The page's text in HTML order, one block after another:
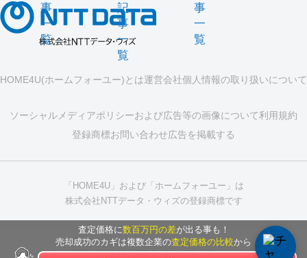
査定価格に数百万円の差が出る事も！
売却成功のカギは複数企業の査定価格の比較から
事
一
覧
記
事
一
覧
事
一
覧
HOME4U(ホームフォーユー)とは運営会社個人情報の取り扱いについて
ソーシャルメディアポリシーおよび広告等の画像について利用規約
登録商標お問い合わせ広告を掲載する
「HOME4U」および「ホームフォーユー」は
株式会社NTTデータ・ウィズの登録商標です
Copyright © 2025 NTT DATA WITH Corporation